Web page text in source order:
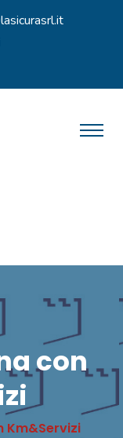
con
Km&Servizi